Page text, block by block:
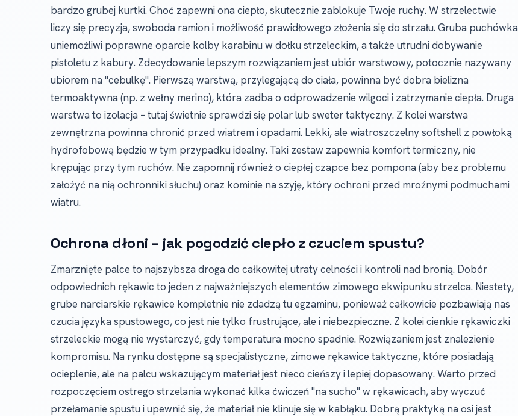
bardzo grubej kurtki. Choć zapewni ona ciepło, skutecznie zablokuje Twoje ruchy. W strzelectwie
liczy się precyzja, swoboda ramion i możliwość prawidłowego złożenia się do strzału. Gruba puchówka
uniemożliwi poprawne oparcie kolby karabinu w dołku strzeleckim, a także utrudni dobywanie
pistoletu z kabury. Zdecydowanie lepszym rozwiązaniem jest ubiór warstwowy, potocznie nazywany
ubiorem na "cebulkę". Pierwszą warstwą, przylegającą do ciała, powinna być dobra bielizna
termoaktywna (np. z wełny merino), która zadba o odprowadzenie wilgoci i zatrzymanie ciepła. Druga
warstwa to izolacja – tutaj świetnie sprawdzi się polar lub sweter taktyczny. Z kolei warstwa
zewnętrzna powinna chronić przed wiatrem i opadami. Lekki, ale wiatroszczelny softshell z powłoką
hydrofobową będzie w tym przypadku idealny. Taki zestaw zapewnia komfort termiczny, nie
krępując przy tym ruchów. Nie zapomnij również o ciepłej czapce bez pompona (aby bez problemu
założyć na nią ochronniki słuchu) oraz kominie na szyję, który ochroni przed mroźnymi podmuchami
wiatru.
Ochrona dłoni – jak pogodzić ciepło z czuciem spustu?
Zmarznięte palce to najszybsza droga do całkowitej utraty celności i kontroli nad bronią. Dobór
odpowiednich rękawic to jeden z najważniejszych elementów zimowego ekwipunku strzelca. Niestety,
grube narciarskie rękawice kompletnie nie zdadzą tu egzaminu, ponieważ całkowicie pozbawiają nas
czucia języka spustowego, co jest nie tylko frustrujące, ale i niebezpieczne. Z kolei cienkie rękawiczki
strzeleckie mogą nie wystarczyć, gdy temperatura mocno spadnie. Rozwiązaniem jest znalezienie
kompromisu. Na rynku dostępne są specjalistyczne, zimowe rękawice taktyczne, które posiadają
ocieplenie, ale na palcu wskazującym materiał jest nieco cieńszy i lepiej dopasowany. Warto przed
rozpoczęciem ostrego strzelania wykonać kilka ćwiczeń "na sucho" w rękawicach, aby wyczuć
przełamanie spustu i upewnić się, że materiał nie klinuje się w kabłąku. Dobrą praktyką na osi jest